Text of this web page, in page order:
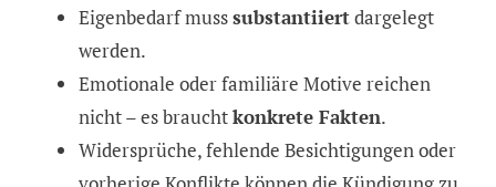
Eigenbedarf musssubstantiiertdargelegt
werden.
Emotionale oder familiäre Motive reichen
nicht – es brauchtkonkrete Fakten.
Widersprüche, fehlende Besichtigungen oder